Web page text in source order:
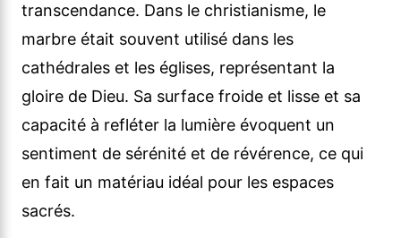
transcendance. Dans le christianisme, le
marbre était souvent utilisé dans les
cathédrales et les églises, représentant la
gloire de Dieu. Sa surface froide et lisse et sa
capacité à refléter la lumière évoquent un
sentiment de sérénité et de révérence, ce qui
en fait un matériau idéal pour les espaces
sacrés.